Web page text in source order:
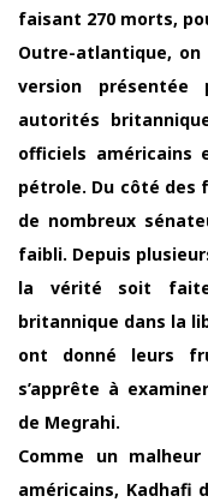
faisant 270 morts,
Outre-atlantique, on
version
autorités
officiels
pétrole. Du côté des
de nombreux
faibli. Depuis
la vérité soit
britannique dans la
ont donné leurs
s’apprête à
de Megrahi.
Comme un
américains, Kadhafi